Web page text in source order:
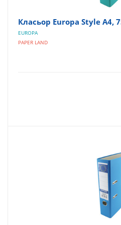
Класьор Europa Style А4,
EUROPA
PAPER LAND